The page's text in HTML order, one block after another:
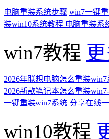
电脑重装系统步骤 win7一键
装win10系统教程 电脑重装系
win7教程
2026年联想电脑怎么重装
2026新款笔记本怎么重装
一键重装win7系统-分享在线
win10教程